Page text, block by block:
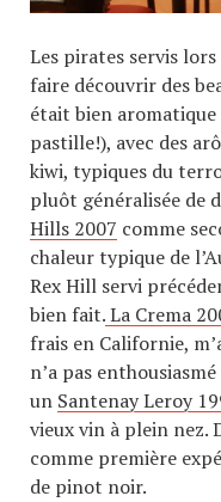
Les pirates servis
faire découvrir des
était bien
pastille!), avec des
kiwi, typiques du
pluôt généralisée de
Hills 2007 comme
chaleur typique de
Rex Hill servi
bien fait.La Crema
frais en Californie,
n’a pas
un Santenay Leroy
vieux vin à plein nez.
comme première
de pinot noir.